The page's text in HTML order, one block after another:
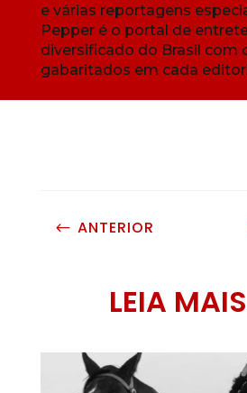
e várias reportagens
Pepper é o portal de
diversificado do Brasil com
gabaritados em cada
# ANTERIOR
LEIA